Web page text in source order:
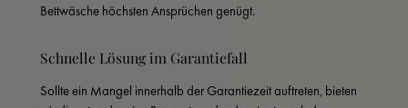
Bettwäsche höchsten Ansprüchen genügt.
Schnelle Lösung im Garantiefall
Sollte ein Mangel innerhalb der Garantiezeit auftreten, bieten